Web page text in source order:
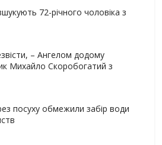
72-річного чоловіка з
– Ангелом додому
Михайло Скоробогатий з
посуху обмежили забір води